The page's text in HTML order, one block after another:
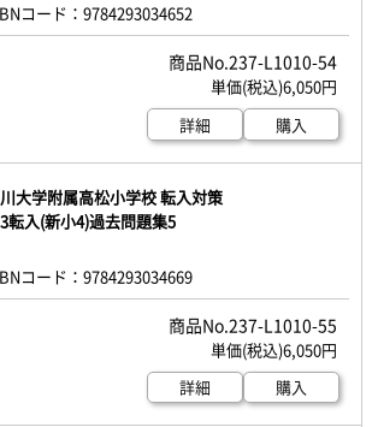
コード：9784293034652
237-L1010-54
6,050円
詳細
購入
大学附属高松小学校 転入対策
転入(新小4)過去問題集5
コード：9784293034669
237-L1010-55
6,050円
詳細
購入